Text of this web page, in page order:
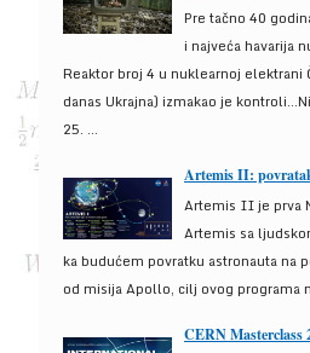
Pre tačno 40
i najveća havarija
Reaktor broj 4 u nuklearnoj elektrani
danas Ukrajna) izmakao je
25. ...
Artemis II:
Artemis II je prva
Artemis sa
ka budućem povratku astronauta na
od misija Apollo, cilj ovog programa
CERN Masterclass